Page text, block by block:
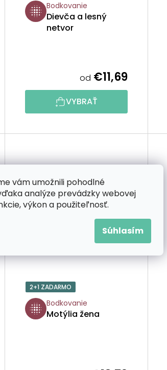
vám umožnili pohodlné
analýze prevádzky webovej
výkon a použiteľnosť.
Súhlasím
Bodkovanie
Dievča a lesný
netvor
od €11,69
VYBRAŤ
2+1 ZADARMO
Bodkovanie
Motýlia žena